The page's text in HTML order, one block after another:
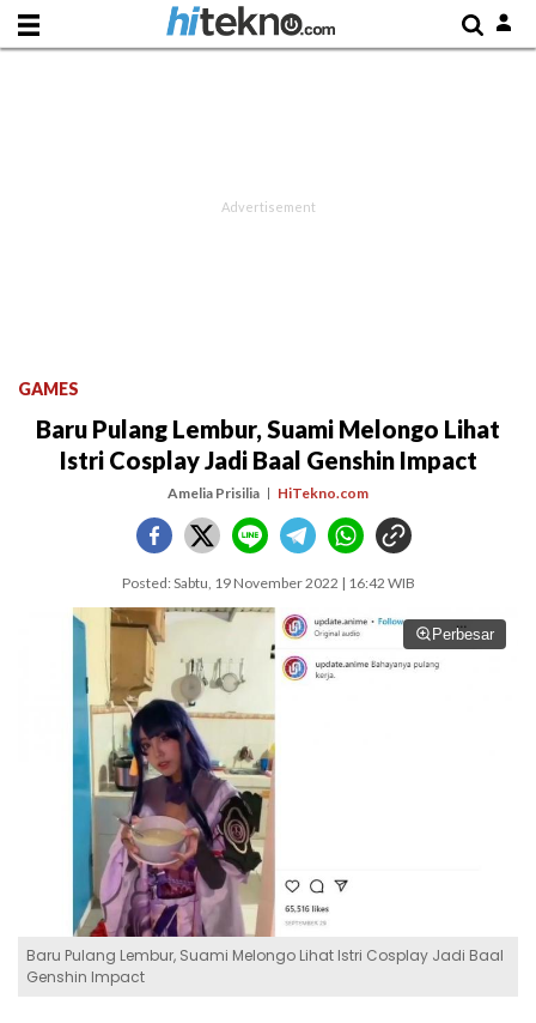
GAMES
Baru Pulang Lembur, Suami Melongo Lihat
Istri Cosplay Jadi Baal Genshin Impact
Amelia Prisilia HiTekno.com
Posted: Sabtu, 19 November 2022 | 16:42 WIB
Perbesar
Baru Pulang Lembur, Suami Melongo Lihat Istri Cosplay Jadi Baal
Genshin Impact